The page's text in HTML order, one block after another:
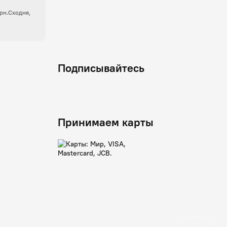
Подписывайтесь
Принимаем карты